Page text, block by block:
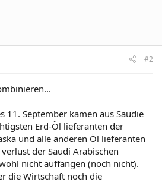
Bürgerkriegsparteien zu
Friedensschluss zu
Zwar waren die Taliban, deren
nichts wissen. Hinter dieser
#2
11. September kamen aus Saudie
Erd-Öl lieferanten der
und alle anderen Öl lieferanten
der Saudi Arabischen
nicht auffangen (noch nicht).
die Wirtschaft noch die